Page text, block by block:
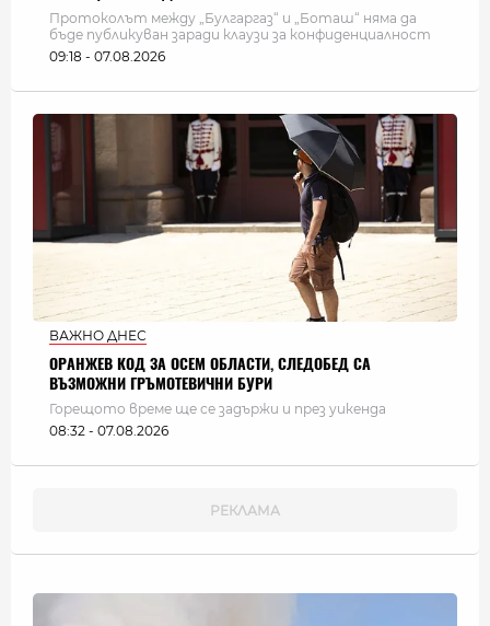
Протоколът между „Булгаргаз“ и „Боташ“ няма да
бъде публикуван заради клаузи за конфиденциалност
09:18 - 07.08.2026
ВАЖНО ДНЕС
ОРАНЖЕВ КОД ЗА ОСЕМ ОБЛАСТИ, СЛЕДОБЕД СА
ВЪЗМОЖНИ ГРЪМОТЕВИЧНИ БУРИ
Горещото време ще се задържи и през уикенда
08:32 - 07.08.2026